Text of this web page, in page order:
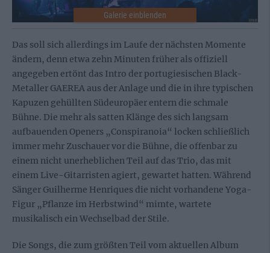
Das soll sich allerdings im Laufe der nächsten Momente
ändern, denn etwa zehn Minuten früher als offiziell
angegeben ertönt das Intro der portugiesischen Black-
Metaller GAEREA aus der Anlage und die in ihre typischen
Kapuzen gehüllten Südeuropäer entern die schmale
Bühne. Die mehr als satten Klänge des sich langsam
aufbauenden Openers „Conspiranoia“ locken schließlich
immer mehr Zuschauer vor die Bühne, die offenbar zu
einem nicht unerheblichen Teil auf das Trio, das mit
einem Live-Gitarristen agiert, gewartet hatten. Während
Sänger Guilherme Henriques die nicht vorhandene Yoga-
Figur „Pflanze im Herbstwind“ mimte, wartete
musikalisch ein Wechselbad der Stile.
Die Songs, die zum größten Teil vom aktuellen Album